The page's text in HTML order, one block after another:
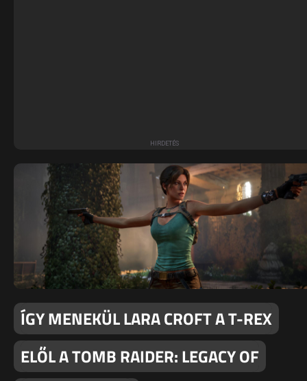
ÍGY MENEKÜL LARA CROFT A T-REX
ELŐL A TOMB RAIDER: LEGACY OF